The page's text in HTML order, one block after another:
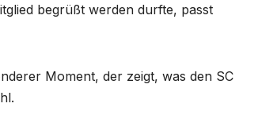
begrüßt werden durfte, passt
Moment, der zeigt, was den SC